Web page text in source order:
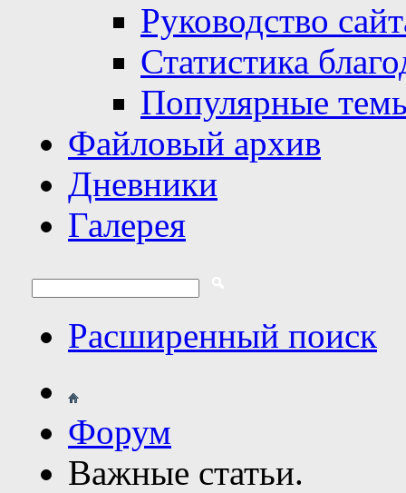
Руководство
Статистика
Популярные
Файловый архив
Дневники
Галерея
Расширенный поиск
Форум
Важные статьи.